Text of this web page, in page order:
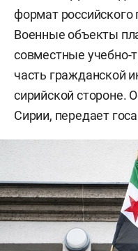
формат российского
Военные объекты
совместные учебно-
часть гражданской
сирийской
Сирии, передает